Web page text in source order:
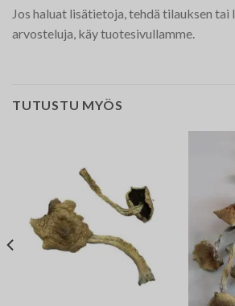
Jos haluat lisätietoja, tehdä tilauksen tai
arvosteluja, käy tuotesivullamme.
TUTUSTU MYÖS